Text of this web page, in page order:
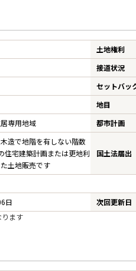
土地権利
接道状況
セットバッ
地目
専用地域 都市計画
造で地階を有しない階数
住宅建築計画または更地利
土地販売です
国土法届出
日 次回更新日
ます